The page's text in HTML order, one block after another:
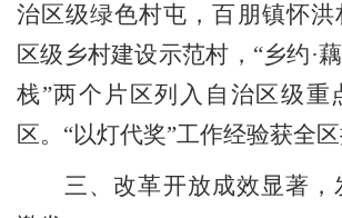
治区级绿色村屯，百朋镇怀
区级乡村建设示范村， “乡约·
栈”两个片区列入自治区级重
区。 “以灯代奖”工作经验获全区
三、改革开放成效显著，